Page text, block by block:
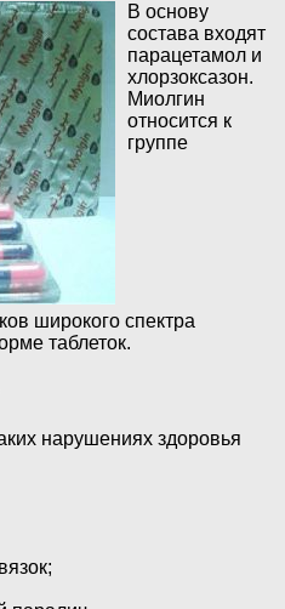
В основу
состава входят
парацетамол и
хлорзоксазон.
Миолгин
относится к
группе
широкого спектра
таблеток.
нарушениях здоровья